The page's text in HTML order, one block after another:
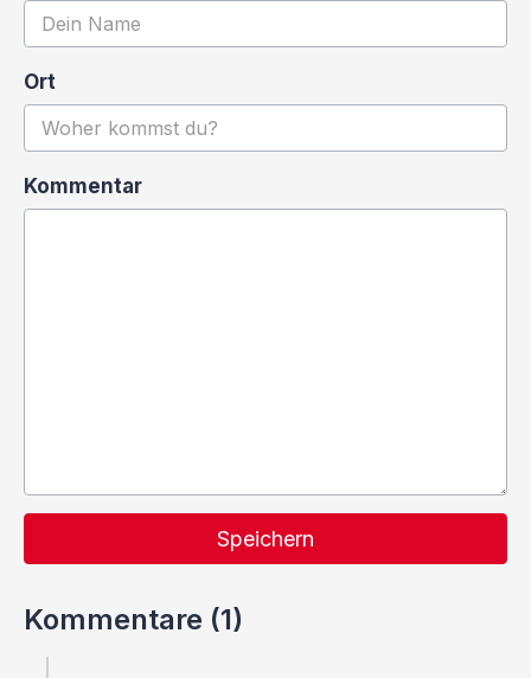
Ort
Kommentar
Speichern
Kommentare (1)